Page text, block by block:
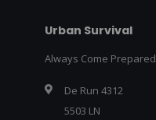
Urban Survival
Always Come Prepared
De Run 4312
5503 LN